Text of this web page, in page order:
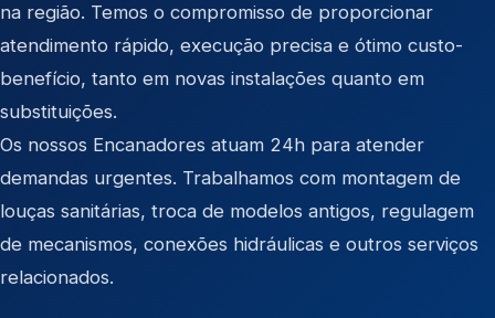
na região. Temos o compromisso de proporcionar
atendimento rápido, execução precisa e ótimo custo-
benefício, tanto em novas instalações quanto em
substituições.
Os nossos Encanadores atuam 24h para atender
demandas urgentes. Trabalhamos com montagem de
louças sanitárias, troca de modelos antigos, regulagem
de mecanismos, conexões hidráulicas e outros serviços
relacionados.